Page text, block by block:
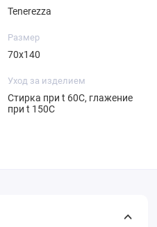
Tenerezza
Размер
70х140
Уход за изделием
Стирка при t 60С, глажение
при t 150C